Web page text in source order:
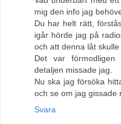
mig den info jag
Du har helt rätt,
igår hörde jag på
och att denna låt skulle
Det var
detaljen missade jag.
Nu ska jag försöka
och se om jag gissade
Svara